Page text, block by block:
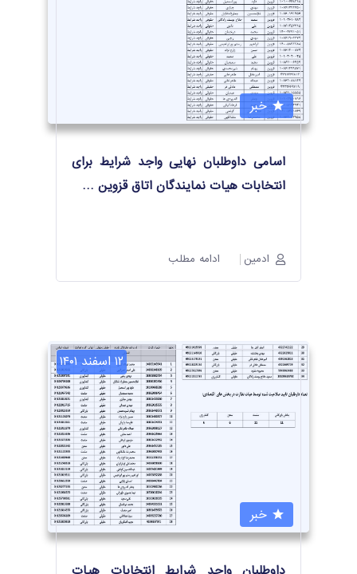
خبر
اسامی داوطلبان نهایی واجد شرایط برای
انتخابات هیات نمایندگان اتاق قزوین …
ادمین ادامه مطلب
۱۲ اسفند ۱۴۰۱
خبر